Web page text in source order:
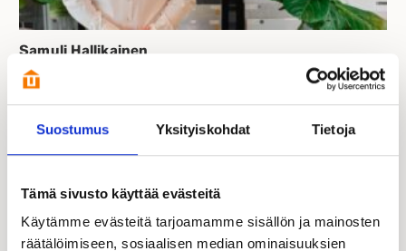
Suostumus Yksityiskohdat Tietoja
Tämä sivusto käyttää evästeitä
Käytämme evästeitä tarjoamamme sisällön ja mainosten
räätälöimiseen, sosiaalisen median ominaisuuksien
Samuli Hallikainen
Kastelli-kauppias | FI, EN